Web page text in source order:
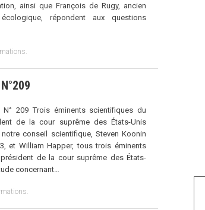
ainsi que François de Rugy, ancien
répondent aux questions
209 Trois éminents scientifiques du
de la cour suprême des États-Unis
conseil scientifique, Steven Koonin
et William Happer, tous trois éminents
de la cour suprême des États-
concernant…